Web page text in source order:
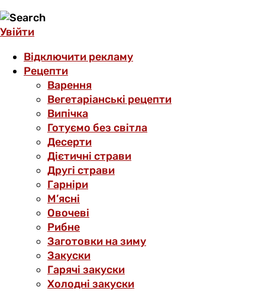
Увійти
Відключити рекламу
Рецепти
Варення
Вегетаріанські рецепти
Випічка
Готуємо без світла
Десерти
Дієтичні страви
Другі страви
Гарніри
М’ясні
Овочеві
Рибне
Заготовки на зиму
Закуски
Гарячі закуски
Холодні закуски